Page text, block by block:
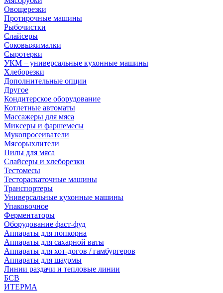
Овощерезки
Протирочные машины
Рыбочистки
Слайсеры
Соковыжималки
Сыротерки
УКМ – универсальные кухонные машины
Хлеборезки
Дополнительные опции
Другое
Кондитерское оборудование
Котлетные автоматы
Массажеры для мяса
Миксеры и фаршемесы
Мукопросеиватели
Мясорыхлители
Пилы для мяса
Слайсеры и хлеборезки
Тестомесы
Тестораскаточные машины
Транспортеры
Универсальные кухонные машины
Упаковочное
Ферментаторы
Оборудование фаст-фуд
Аппараты для попкорна
Аппараты для сахарной ваты
Аппараты для хот-догов / гамбургеров
Аппараты для шаурмы
Линии раздачи и тепловые линии
БСВ
ИТЕРМА